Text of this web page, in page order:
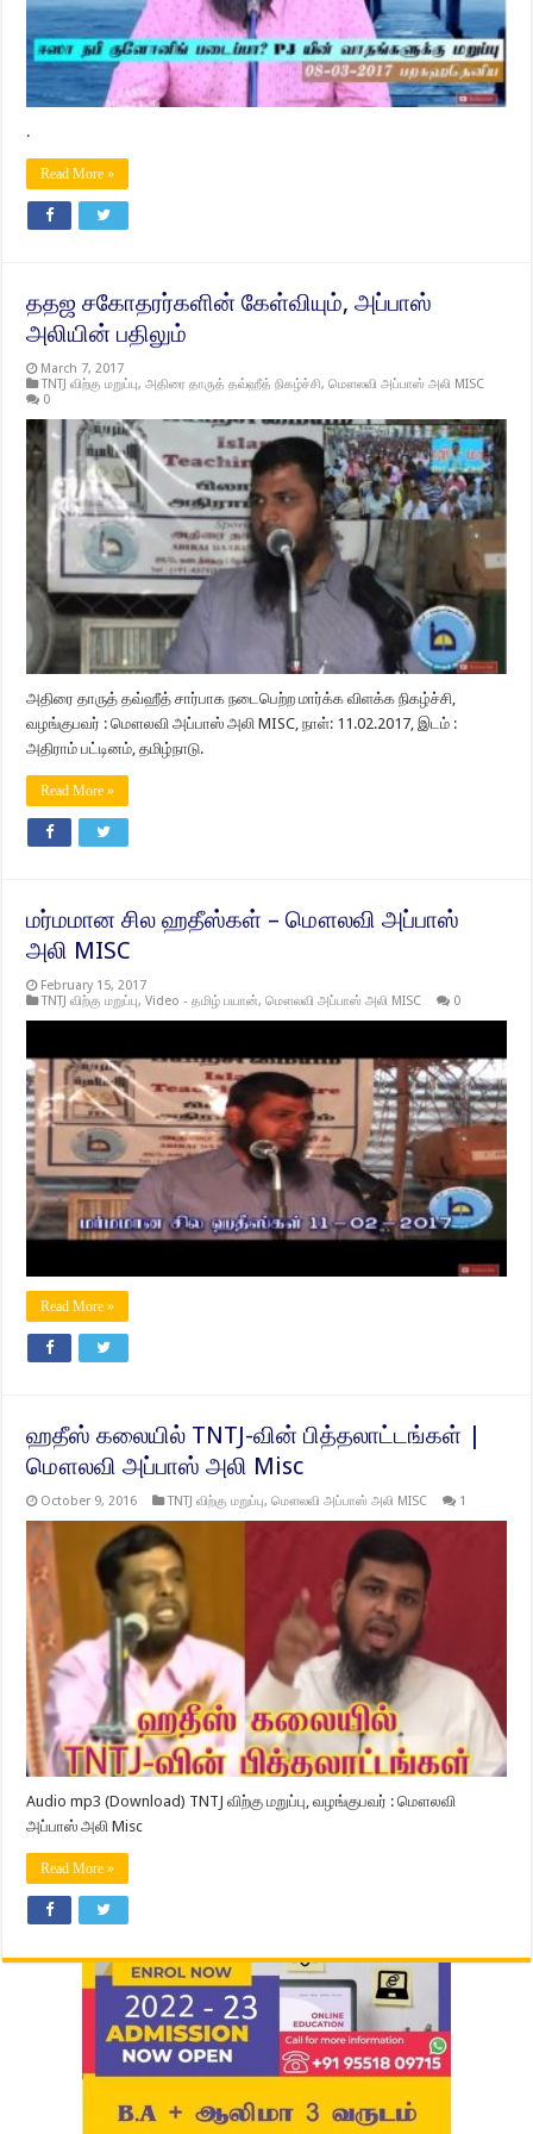
.
Read More »
ததஜ சகோதரர்களின் கேள்வியும், அப்பாஸ்
அலியின் பதிலும்
March 7, 2017
TNTJ விற்கு மறுப்பு,அதிரை தாருத் தவ்ஹீத் நிகழ்ச்சி,மௌலவி அப்பாஸ் அலி MISC
0
அதிரை தாருத் தவ்ஹீத் சார்பாக நடைபெற்ற மார்க்க விளக்க நிகழ்ச்சி,
வழங்குபவர் : மௌலவி அப்பாஸ் அலி MISC, நாள்: 11.02.2017, இடம் :
அதிராம் பட்டினம், தமிழ்நாடு.
Read More »
மர்மமான சில ஹதீஸ்கள் – மௌலவி அப்பாஸ்
அலி MISC
February 15, 2017
TNTJ விற்கு மறுப்பு,Video - தமிழ் பயான்,மௌலவி அப்பாஸ் அலி MISC 0
Read More »
ஹதீஸ் கலையில் TNTJ-வின் பித்தலாட்டங்கள் |
மௌலவி அப்பாஸ் அலி Misc
October 9, 2016 TNTJ விற்கு மறுப்பு,மௌலவி அப்பாஸ் அலி MISC 1
Audio mp3 (Download) TNTJ விற்கு மறுப்பு, வழங்குபவர் : மௌலவி
அப்பாஸ் அலி Misc
Read More »